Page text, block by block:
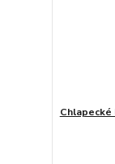
Chlapecké